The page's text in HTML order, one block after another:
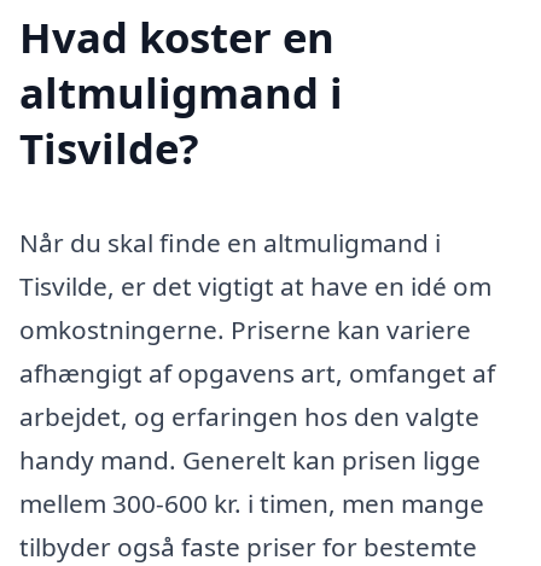
Hvad koster en
altmuligmand i
Tisvilde?
Når du skal finde en altmuligmand i
Tisvilde, er det vigtigt at have en idé om
omkostningerne. Priserne kan variere
afhængigt af opgavens art, omfanget af
arbejdet, og erfaringen hos den valgte
handy mand. Generelt kan prisen ligge
mellem 300-600 kr. i timen, men mange
tilbyder også faste priser for bestemte